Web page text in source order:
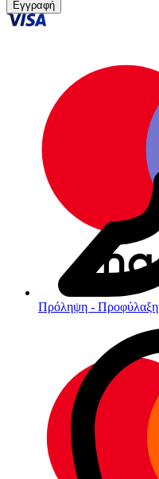
Πρόληψη - Προφύλαξη
Εγγραφή